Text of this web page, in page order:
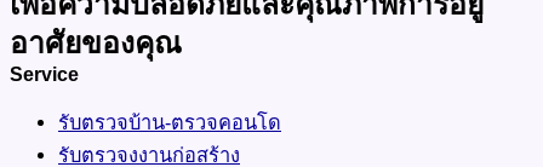
อาศัยของคุณ
Service
รับตรวจบ้าน-ตรวจคอนโด
รับตรวจงงานก่อสร้าง